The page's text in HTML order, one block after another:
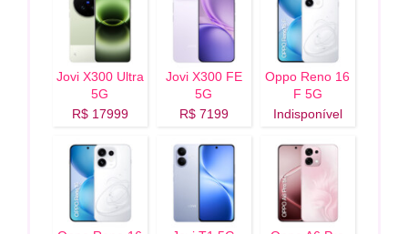
Jovi X300 Ultra
5G
R$ 17999
Jovi X300 FE
5G
R$ 7199
Oppo Reno 16
F 5G
Indisponível